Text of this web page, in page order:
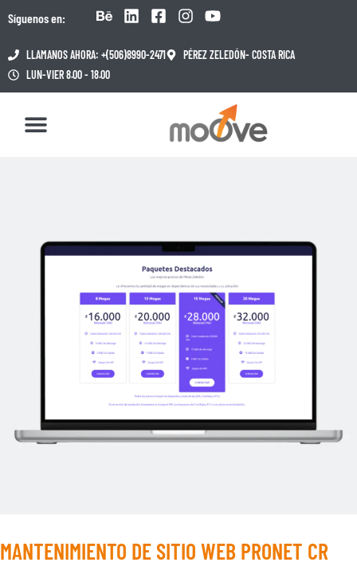
Síguenos en:
LLAMANOS AHORA: +(506)8990-2471
PÉREZ ZELEDÓN- COSTA RICA
LUN-VIER 8.00 - 18.00
MANTENIMIENTO DE SITIO WEB PRONET CR